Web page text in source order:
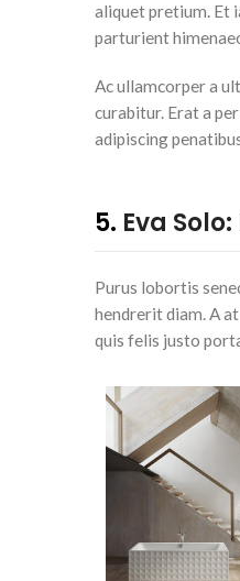
aliquet pretium. Et
parturient
Ac ullamcorper a
curabitur. Erat a
adipiscing
5. Eva
Purus lobortis
hendrerit diam. A
quis felis justo